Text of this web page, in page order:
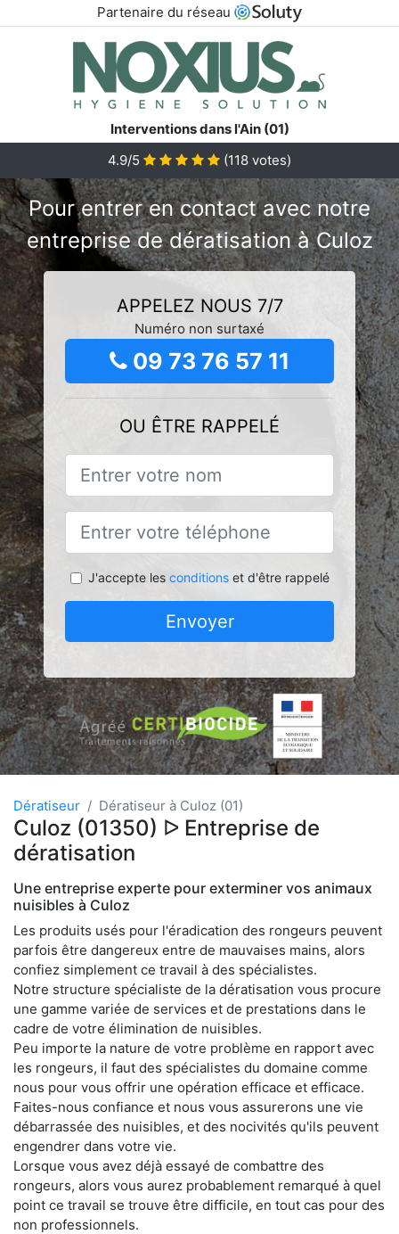
Partenaire du réseau
Interventions dans l'Ain (01)
4.9/5
(118 votes)
Pour entrer en contact avec notre
entreprise de dératisation à Culoz
APPELEZ NOUS 7/7
Numéro non surtaxé
09 73 76 57 11
OU ÊTRE RAPPELÉ
J'accepte les conditionset d'être rappelé
Envoyer
Dératiseur Dératiseur à Culoz (01)
Culoz (01350) ᐅ Entreprise de
dératisation
Une entreprise experte pour exterminer vos animaux
nuisibles à Culoz
Les produits usés pour l'éradication des rongeurs peuvent
parfois être dangereux entre de mauvaises mains, alors
confiez simplement ce travail à des spécialistes.
Notre structure spécialiste de la dératisation vous procure
une gamme variée de services et de prestations dans le
cadre de votre élimination de nuisibles.
Peu importe la nature de votre problème en rapport avec
les rongeurs, il faut des spécialistes du domaine comme
nous pour vous offrir une opération efficace et efficace.
Faites-nous confiance et nous vous assurerons une vie
débarrassée des nuisibles, et des nocivités qu'ils peuvent
engendrer dans votre vie.
Lorsque vous avez déjà essayé de combattre des
rongeurs, alors vous aurez probablement remarqué à quel
point ce travail se trouve être difficile, en tout cas pour des
non professionnels.